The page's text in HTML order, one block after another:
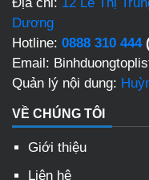
Dương
Hotline: 0888 310 444
Email:
Quản lý nội dung:
VỀ CHÚNG TÔI
Giới thiệu
Liên hệ